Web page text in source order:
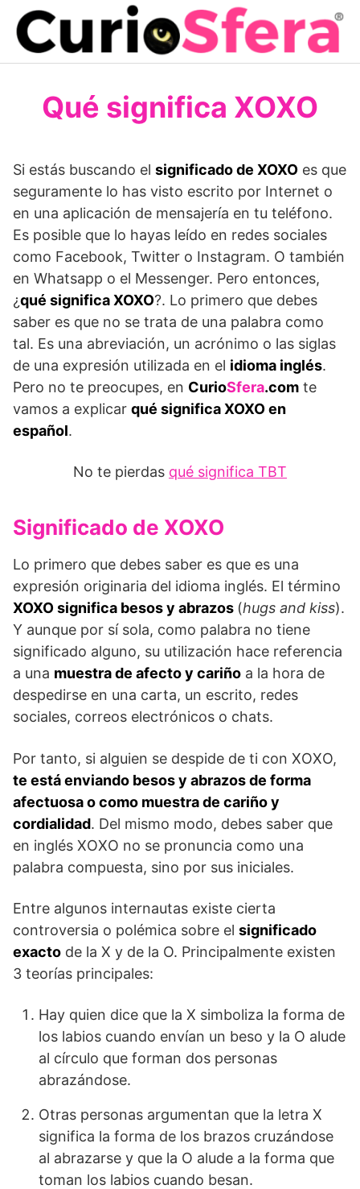
Saltar
contenido
Qué significa XOXO
Si estás buscando el significado de XOXO es que
seguramente lo has visto escrito por Internet o
en una aplicación de mensajería en tu teléfono.
Es posible que lo hayas leído en redes sociales
como Facebook, Twitter o Instagram. O también
en Whatsapp o el Messenger. Pero entonces,
¿qué significa XOXO?. Lo primero que debes
saber es que no se trata de una palabra como
tal. Es una abreviación, un acrónimo o las siglas
de una expresión utilizada en el idioma inglés.
Pero no te preocupes, en CurioSfera.com te
vamos a explicar qué significa XOXO en
español.
No te pierdas qué significa TBT
Significado de XOXO
Lo primero que debes saber es que es una
expresión originaria del idioma inglés. El término
XOXO significa besos y abrazos (hugs and kiss).
Y aunque por sí sola, como palabra no tiene
significado alguno, su utilización hace referencia
a una muestra de afecto y cariño a la hora de
despedirse en una carta, un escrito, redes
sociales, correos electrónicos o chats.
Por tanto, si alguien se despide de ti con XOXO,
te está enviando besos y abrazos de forma
afectuosa o como muestra de cariño y
cordialidad. Del mismo modo, debes saber que
en inglés XOXO no se pronuncia como una
palabra compuesta, sino por sus iniciales.
Entre algunos internautas existe cierta
controversia o polémica sobre el significado
exacto de la X y de la O. Principalmente existen
3 teorías principales:
Hay quien dice que la X simboliza la forma de
los labios cuando envían un beso y la O alude
al círculo que forman dos personas
abrazándose.
Otras personas argumentan que la letra X
significa la forma de los brazos cruzándose
al abrazarse y que la O alude a la forma que
toman los labios cuando besan.